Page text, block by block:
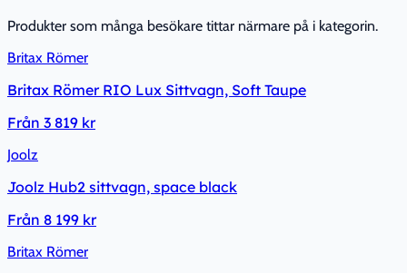
Produkter som många besökare tittar närmare på i kategorin.
Britax Römer
Britax Römer RIO Lux Sittvagn, Soft Taupe
Från 3 819 kr
Joolz
Joolz Hub2 sittvagn, space black
Från 8 199 kr
Britax Römer